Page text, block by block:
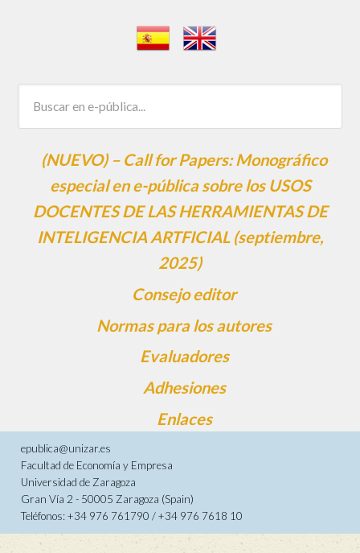
(NUEVO) – Call for Papers: Monográfico
especial en e-pública sobre los USOS
DOCENTES DE LAS HERRAMIENTAS DE
INTELIGENCIA ARTFICIAL (septiembre,
2025)
Consejo editor
Normas para los autores
Evaluadores
Adhesiones
Enlaces
epublica@unizar.es
Facultad de Economía y Empresa
Universidad de Zaragoza
Gran Vía 2 - 50005 Zaragoza (Spain)
Teléfonos: +34 976 761790 / +34 976 7618 10